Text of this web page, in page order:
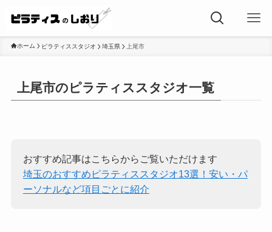
ホーム ピラティススタジオ 埼玉県 上尾市
上尾市のピラティススタジオ一覧
おすすめ記事はこちらからご覧いただけます
埼玉のおすすめピラティススタジオ13選！安い・パ
ーソナルなど項目ごとに紹介